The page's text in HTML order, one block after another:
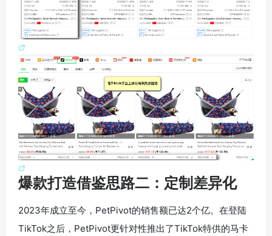
爆款打造借鉴思路二：定制差异化
2023年成立至今，PetPivot的销售额已达2个亿。在登陆
TikTok之后，PetPivot更针对性推出了TikTok特供的马卡